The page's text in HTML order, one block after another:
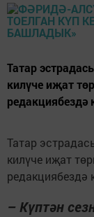
Татар
килүче иҗат
редакциябездә
Татар
килүче иҗат
редакциябездә
– Күптән